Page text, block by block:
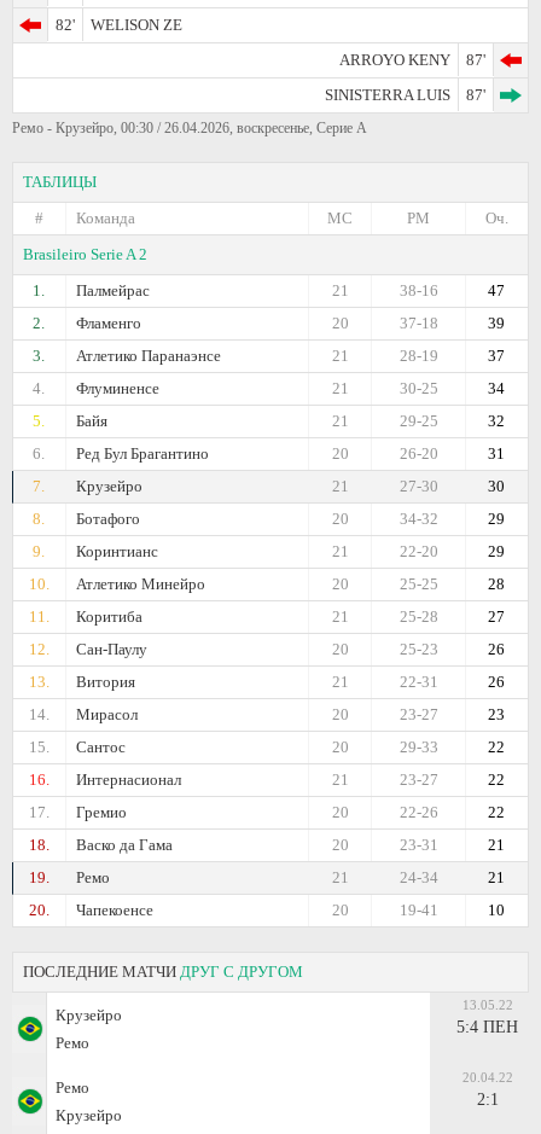
82'
WELISON ZE
ARROYO KENY
87'
SINISTERRA LUIS
87'
Ремо - Крузейро, 00:30 / 26.04.2026, воскресенье, Серие А
ТАБЛИЦЫ
#
Команда Оч.
РМ
МС
Brasileiro Serie A 2
1.
Палмейрас 47
38-16
21
2.
Фламенго 39
37-18
20
3.
Атлетико Паранаэнсе 37
28-19
21
4.
Флуминенсе 34
30-25
21
5.
Байя 32
29-25
21
6.
Ред Бул Брагантино 31
26-20
20
7.
Крузейро 30
27-30
21
8.
Ботафого 29
34-32
20
9.
Коринтианс 29
22-20
21
10.
Атлетико Минейро 28
25-25
20
11.
Коритиба 27
25-28
21
12.
Сан-Паулу 26
25-23
20
13.
Витория 26
22-31
21
14.
Мирасол 23
23-27
20
15.
Сантос 22
29-33
20
16.
Интернасионал 22
23-27
21
17.
Гремио 22
22-26
20
18.
Васко да Гама 21
23-31
20
19.
Ремо 21
24-34
21
20.
Чапекоенсе 10
19-41
20
ПОСЛЕДНИЕ МАТЧИ ДРУГ С ДРУГОМ
Крузейро
Ремо
13.05.22
5:4 ПЕН
Ремо
Крузейро
20.04.22
2:1